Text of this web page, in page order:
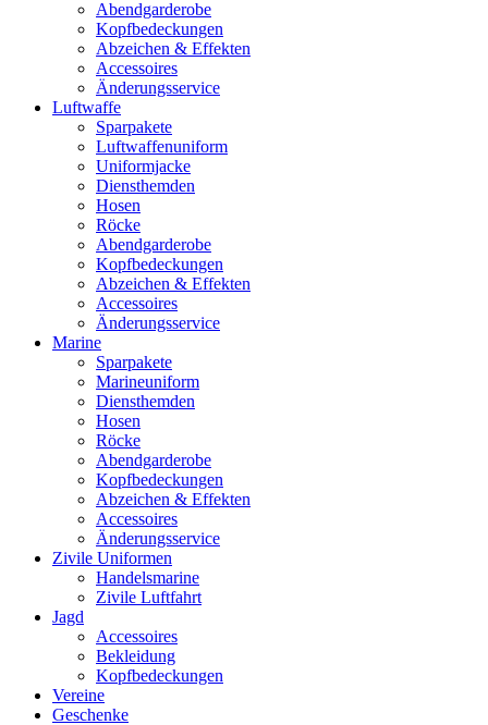
Abendgarderobe
Kopfbedeckungen
Abzeichen & Effekten
Accessoires
Änderungsservice
Luftwaffe
Sparpakete
Luftwaffenuniform
Uniformjacke
Diensthemden
Hosen
Röcke
Abendgarderobe
Kopfbedeckungen
Abzeichen & Effekten
Accessoires
Änderungsservice
Marine
Sparpakete
Marineuniform
Diensthemden
Hosen
Röcke
Abendgarderobe
Kopfbedeckungen
Abzeichen & Effekten
Accessoires
Änderungsservice
Zivile Uniformen
Handelsmarine
Zivile Luftfahrt
Jagd
Accessoires
Bekleidung
Kopfbedeckungen
Vereine
Geschenke